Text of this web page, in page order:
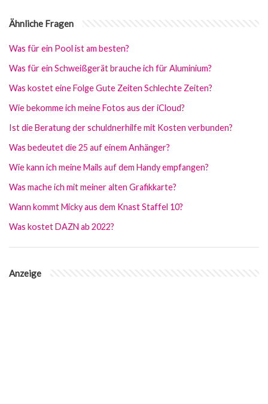
Ähnliche Fragen
Was für ein Pool ist am besten?
Was für ein Schweißgerät brauche ich für Aluminium?
Was kostet eine Folge Gute Zeiten Schlechte Zeiten?
Wie bekomme ich meine Fotos aus der iCloud?
Ist die Beratung der schuldnerhilfe mit Kosten verbunden?
Was bedeutet die 25 auf einem Anhänger?
Wie kann ich meine Mails auf dem Handy empfangen?
Was mache ich mit meiner alten Grafikkarte?
Wann kommt Micky aus dem Knast Staffel 10?
Was kostet DAZN ab 2022?
Anzeige